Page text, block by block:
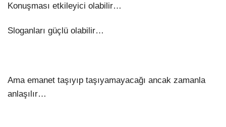
Konuşması etkileyici olabilir…
Sloganları güçlü olabilir…
Ama emanet taşıyıp taşıyamayacağı ancak zamanla
anlaşılır…